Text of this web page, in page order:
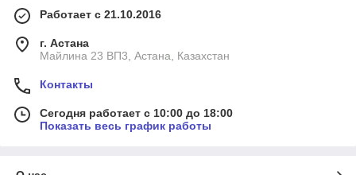
Работает с 21.10.2016
г. Астана
Майлина 23 ВП3, Астана, Казахстан
Контакты
Сегодня работает с 10:00 до 18:00
Показать весь график работы